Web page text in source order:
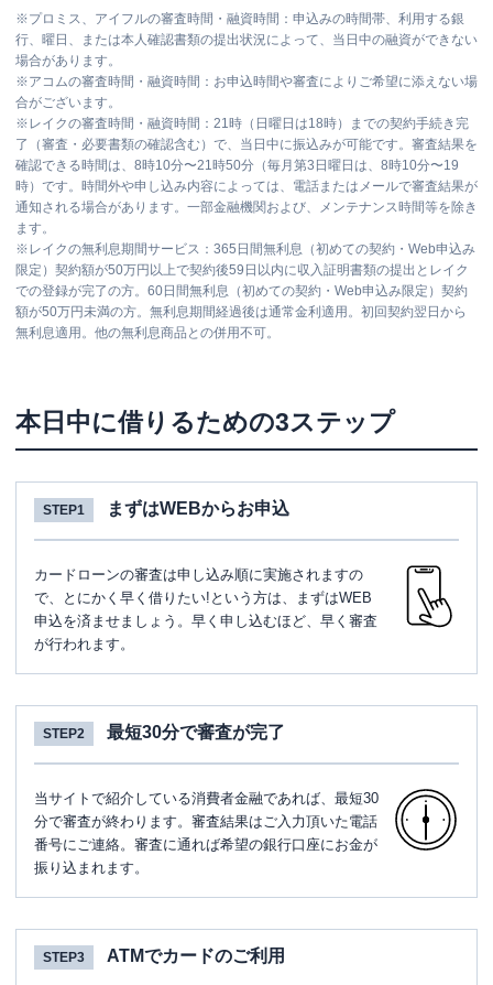
※プロミス、アイフルの審査時間・融資時間：申込みの時間帯、利用する銀
行、曜日、または本人確認書類の提出状況によって、当日中の融資ができない
場合があります。
※アコムの審査時間・融資時間：お申込時間や審査によりご希望に添えない場
合がございます。
※ レイクの審査時間・融資時間：21時（日曜日は18時）までの契約手続き完
了（審査・必要書類の確認含む）で、当日中に振込みが可能です。審査結果を
確認できる時間は、8時10分〜21時50分（毎月第3日曜日は、8時10分〜19
時）です。時間外や申し込み内容によっては、電話またはメールで審査結果が
通知される場合があります。一部金融機関および、メンテナンス時間等を除き
ます。
※ レイクの無利息期間サービス：365日間無利息（初めての契約・Web申込み
限定）契約額が50万円以上で契約後59日以内に収入証明書類の提出とレイク
での登録が完了の方。60日間無利息（初めての契約・Web申込み限定）契約
額が50万円未満の方。無利息期間経過後は通常金利適用。初回契約翌日から
無利息適用。他の無利息商品との併用不可。
本日中に借りるための3ステップ
STEP1 まずはWEBからお申込
カードローンの審査は申し込み順に実施されますの
で、とにかく早く借りたい!という方は、まずはWEB
申込を済ませましょう。早く申し込むほど、早く審査
が行われます。
STEP2 最短30分で審査が完了
当サイトで紹介している消費者金融であれば、最短30
分で審査が終わります。審査結果はご入力頂いた電話
番号にご連絡。審査に通れば希望の銀行口座にお金が
振り込まれます。
STEP3 ATMでカードのご利用